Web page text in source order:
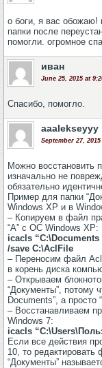
о боги, я вас обожаю!
папки после
помогли. огромное
иван
June 25, 2015 at
Спасибо, помогло.
aaalekseyyy
September 27,
Можно восстановить
изначально не
обязательно
Пример для папки
Windows XP и в
– Копируем в файл
“А” с ОС Windows XP:
icacls
/save C:\AclFile
– Переносим файл
в корень диска
– Открываем
“Документы”, потому
Documents”, а просто
– Восстанавливаем
Windows 7:
icacls
Если все действия
10, то редактировать
“Документы”